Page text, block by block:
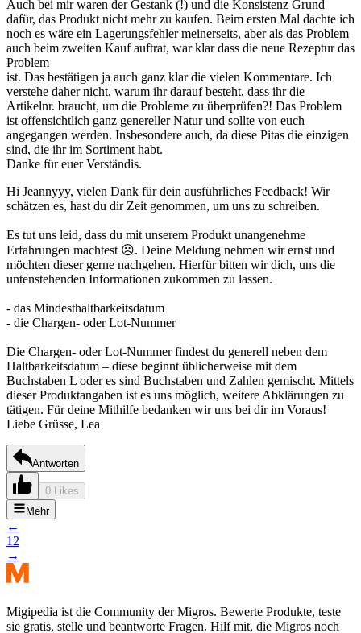
Auch bei mir waren der Gestank (!) und die Konsistenz Grund
dafür, das Produkt nicht mehr zu kaufen. Beim ersten Mal dachte ich
noch es wäre ein Lagerungsfehler meinerseits, aber als das Problem
auch beim zweiten Kauf auftrat, war klar dass die neue Rezeptur das
Problem
ist. Das bestätigen ja auch ganz klar die vielen Kommentare. Ich
verstehe daher nicht, warum ihr darauf besteht, dass ihr die
Artikelnr. braucht, um die Probleme zu überprüfen?! Das Problem
ist offensichtlich ganz genereller Natur und sollte von euch
angegangen werden. Insbesondere auch, da diese Pitas die einzigen
sind, die ihr im Sortiment habt.
Danke für euer Verständis.
Hi Jeannyyy, vielen Dank für dein ausführliches Feedback! Wir
schätzen es, hast du dir Zeit genommen, um uns zu schreiben.
Es tut uns leid, dass du mit unserem Produkt unangenehme
Erfahrungen machtest ☹. Deine Meldung nehmen wir ernst und
möchten dieser gerne nachgehen. Hierfür bitten wir dich, uns die
untenstehenden Informationen zukommen zu lassen.
- das Mindesthaltbarkeitsdatum
- die Chargen- oder Lot-Nummer
Die Chargen- oder Lot-Nummer findest du generell neben dem
Haltbarkeitsdatum – diese beginnt üblicherweise mit dem
Buchstaben L oder es sind Buchstaben und Zahlen gemischt. Mittels
dieser Produktangaben ist es uns möglich, weitere Abklärungen zu
tätigen. Für deine Mithilfe bedanken wir uns bei dir im Voraus!
Liebe Grüsse, Lea
Antworten
0 Likes
Mehr
←
12
→
Migipedia ist die Community der Migros. Bewerte Produkte, teste
sie gratis, stelle und beantworte Fragen. Hilf mit, die Migros noch